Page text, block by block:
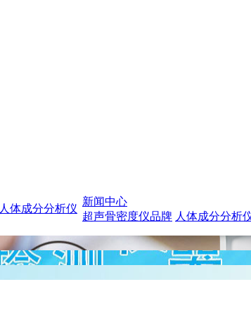
人体成分分析仪
新闻中心
超声骨密度仪品牌 人体成分分析